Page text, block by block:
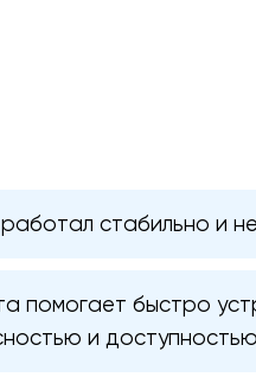
стабильно и
помогает быстро
и